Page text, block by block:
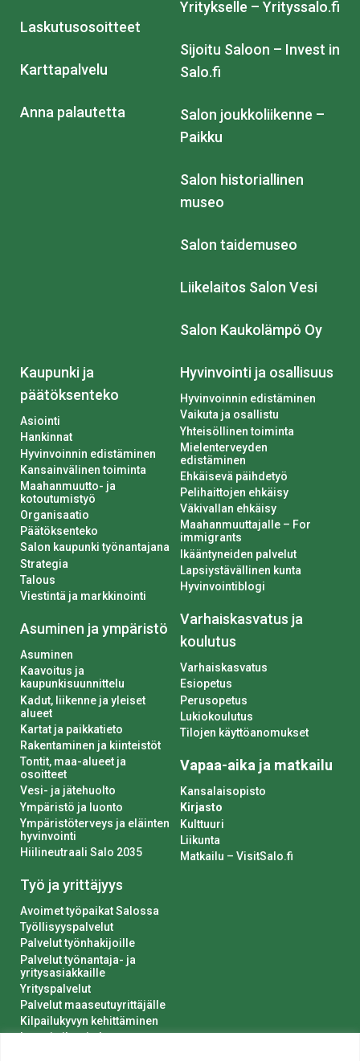
Laskutusosoitteet
Karttapalvelu
Anna palautetta
Yritykselle – Yrityssalo.fi
Sijoitu Saloon – Invest in
Salo.fi
Salon joukkoliikenne –
Paikku
Salon historiallinen
museo
Salon taidemuseo
Liikelaitos Salon Vesi
Salon Kaukolämpö Oy
Kaupunki ja
päätöksenteko
Asiointi
Hankinnat
Hyvinvoinnin edistäminen
Kansainvälinen toiminta
Maahanmuutto- ja
kotoutumistyö
Organisaatio
Päätöksenteko
Salon kaupunki työnantajana
Strategia
Talous
Viestintä ja markkinointi
Asuminen ja ympäristö
Asuminen
Kaavoitus ja
kaupunkisuunnittelu
Kadut, liikenne ja yleiset
alueet
Kartat ja paikkatieto
Rakentaminen ja kiinteistöt
Tontit, maa-alueet ja
osoitteet
Vesi- ja jätehuolto
Ympäristö ja luonto
Ympäristöterveys ja eläinten
hyvinvointi
Hiilineutraali Salo 2035
Työ ja yrittäjyys
Avoimet työpaikat Salossa
Työllisyyspalvelut
Palvelut työnhakijoille
Palvelut työnantaja- ja
yritysasiakkaille
Yrityspalvelut
Palvelut maaseutuyrittäjälle
Kilpailukyvyn kehittäminen
Luvat ja ilmoitukset
Hyvinvointi ja osallisuus
Hyvinvoinnin edistäminen
Vaikuta ja osallistu
Yhteisöllinen toiminta
Mielenterveyden
edistäminen
Ehkäisevä päihdetyö
Pelihaittojen ehkäisy
Väkivallan ehkäisy
Maahanmuuttajalle – For
immigrants
Ikääntyneiden palvelut
Lapsiystävällinen kunta
Hyvinvointiblogi
Varhaiskasvatus ja
koulutus
Varhaiskasvatus
Esiopetus
Perusopetus
Lukiokoulutus
Tilojen käyttöanomukset
Vapaa-aika ja matkailu
Kansalaisopisto
Kirjasto
Kulttuuri
Liikunta
Matkailu – VisitSalo.fi